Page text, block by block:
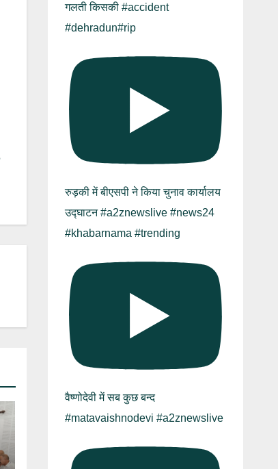
गलती किसकी #accident
#dehradun#rip
रुड़की में बीएसपी ने किया चुनाव कार्यालय
उद्घाटन #a2znewslive #news24
#khabarnama #trending
वैष्णोदेवी में सब कुछ बन्द
#matavaishnodevi #a2znewslive